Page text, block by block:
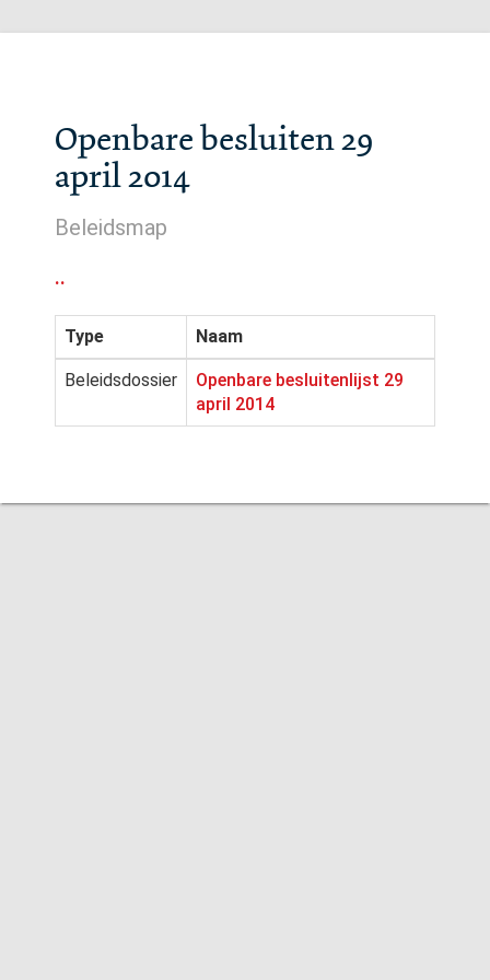
Openbare besluiten 29
april 2014
Beleidsmap
..
Type Naam
Beleidsdossier
Openbare besluitenlijst 29
april 2014